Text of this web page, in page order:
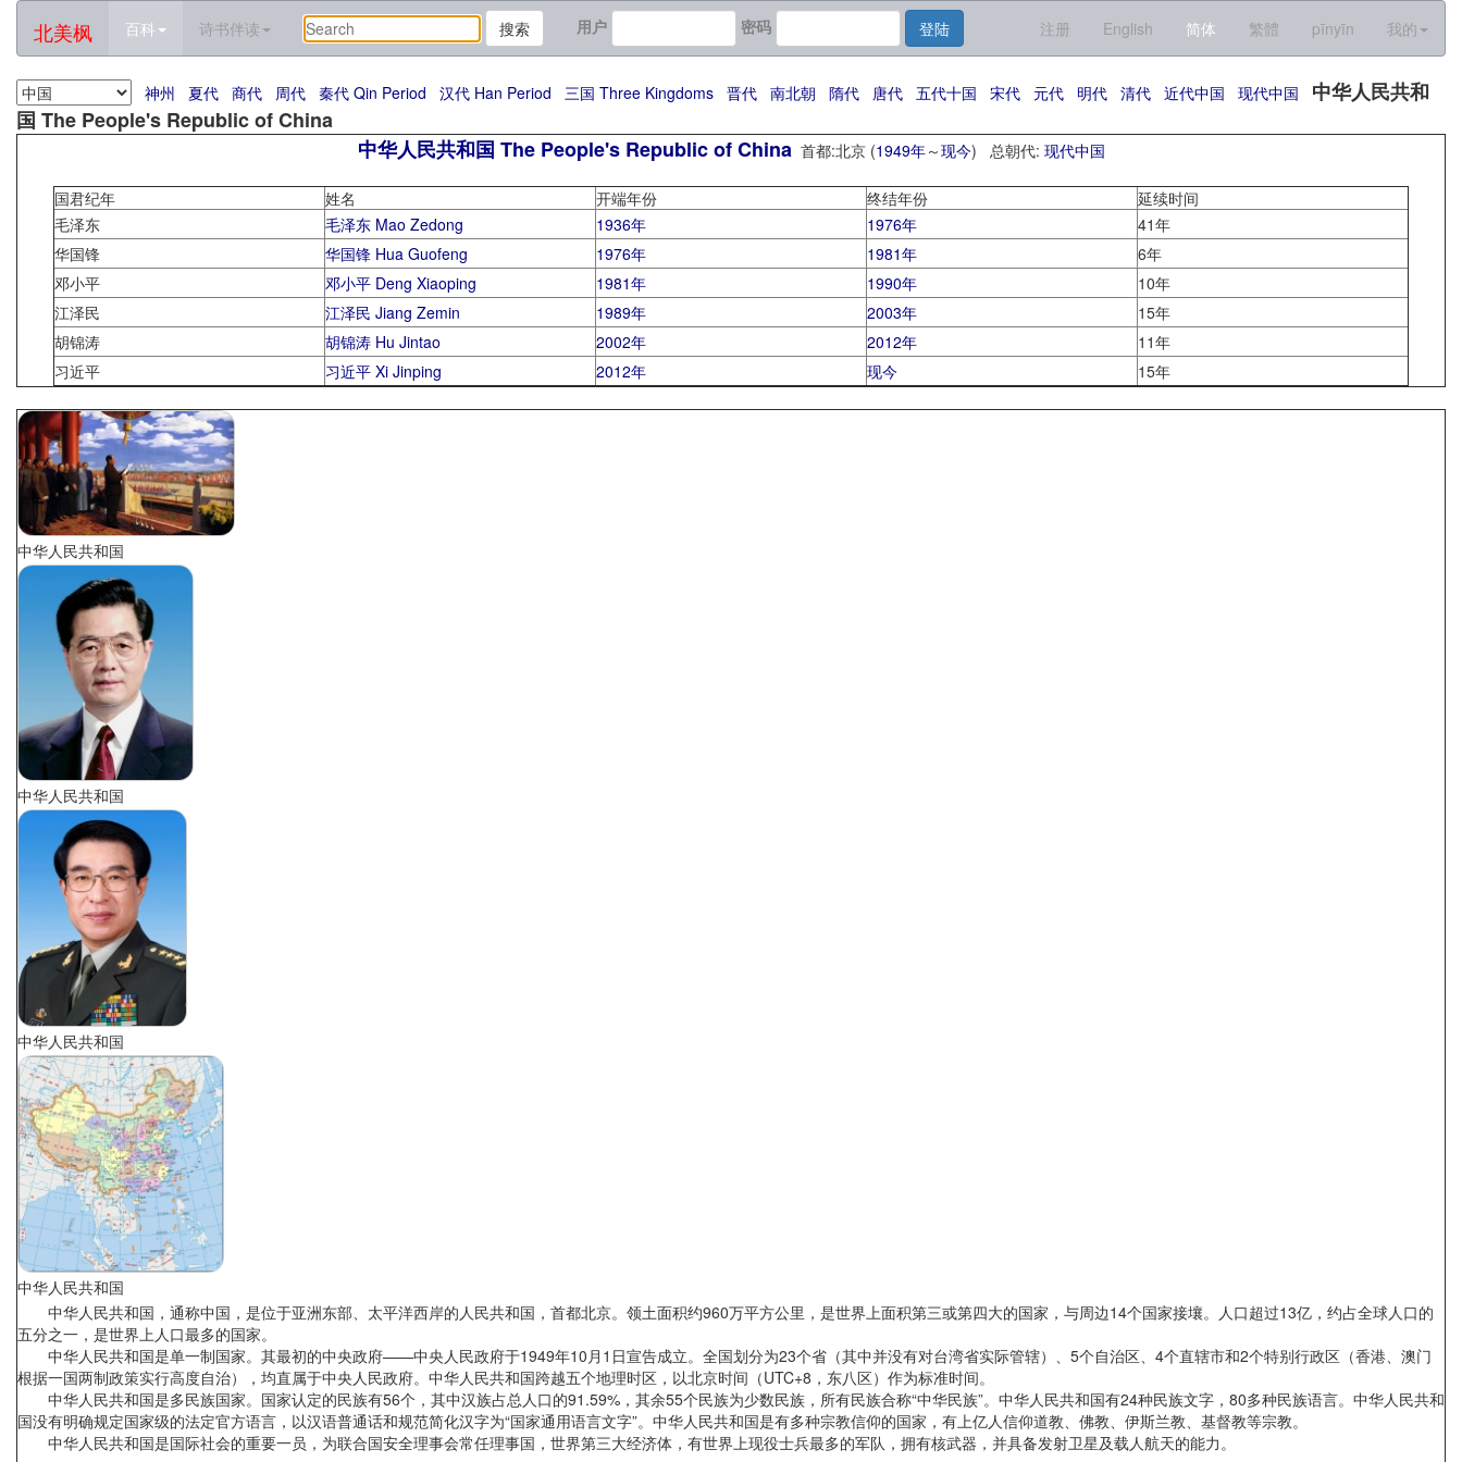
北美枫 百科 诗书伴读 搜索 用户 密码 登陆 注册 English 简体 繁體 pīnyīn 我的
神州 夏代 商代 周代 秦代 Qin Period 汉代 Han Period 三国 Three Kingdoms 晋代 南北朝 隋代 唐代 五代十国 宋代 元代 明代 清代 近代中国 现代中国
中华人民共和
国 The People's Republic of China
中华人民共和国 The People's Republic of China首都:北京 (1949年～现今) 总朝代: 现代中国
国君纪年 姓名 开端年份 终结年份
延续时间
毛泽东
毛泽东 Mao Zedong 1936年 1976年
41年
华国锋
华国锋 Hua Guofeng 1976年 1981年
6年
邓小平
邓小平 Deng Xiaoping 1981年 1990年
10年
江泽民
江泽民 Jiang Zemin 1989年 2003年
15年
胡锦涛
胡锦涛 Hu Jintao 2002年 2012年
11年
习近平
习近平 Xi Jinping 2012年 现今 15年
中华人民共和国
中华人民共和国
中华人民共和国
中华人民共和国
中华人民共和国，通称中国，是位于亚洲东部、太平洋西岸的人民共和国，首都北京。领土面积约960万平方公里，是世界上面积第三或第四大的国家，与周边14个国家接壤。人口超过13亿，约占全球人口的
五分之一，是世界上人口最多的国家。
中华人民共和国是单一制国家。其最初的中央政府——中央人民政府于1949年10月1日宣告成立。全国划分为23个省（其中并没有对台湾省实际管辖）、5个自治区、4个直辖市和2个特别行政区（香港、澳门
根据一国两制政策实行高度自治），均直属于中央人民政府。中华人民共和国跨越五个地理时区，以北京时间（UTC+8，东八区）作为标准时间。
中华人民共和国是多民族国家。国家认定的民族有56个，其中汉族占总人口的91.59%，其余55个民族为少数民族，所有民族合称“中华民族”。中华人民共和国有24种民族文字，80多种民族语言。中华人民共和
国没有明确规定国家级的法定官方语言，以汉语普通话和规范简化汉字为“国家通用语言文字”。中华人民共和国是有多种宗教信仰的国家，有上亿人信仰道教、佛教、伊斯兰教、基督教等宗教。
中华人民共和国是国际社会的重要一员，为联合国安全理事会常任理事国，世界第三大经济体，有世界上现役士兵最多的军队，拥有核武器，并具备发射卫星及载人航天的能力。